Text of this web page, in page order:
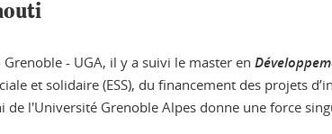
- UGA, il y a suivi le master en
et solidaire (ESS), du financement des projets
de l'Université Grenoble Alpes donne une force